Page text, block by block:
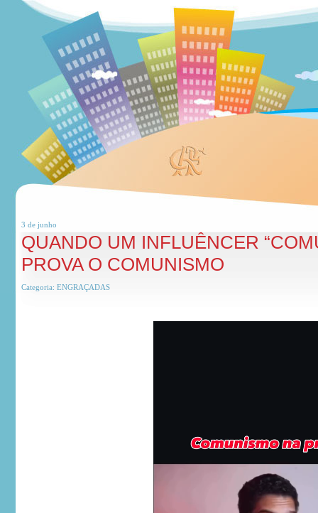
3 de junho
QUANDO UM INFLUÊNCER
PROVA O COMUNISMO
Categoria: ENGRAÇADAS